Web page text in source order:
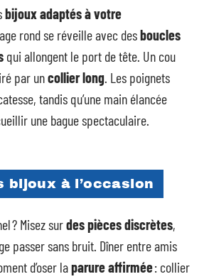
bijoux adaptés à votre
rond se réveille avec desboucles
qui allongent le port de tête. Un cou
par uncollier long. Les poignets
tandis qu’une main élancée
une bague spectaculaire.
bijoux à l’occasion
? Misez surdes pièces discrètes,
passer sans bruit. Dîner entre amis
d’oser laparure affirmée: collier